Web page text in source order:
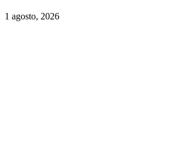
1 agosto, 2026